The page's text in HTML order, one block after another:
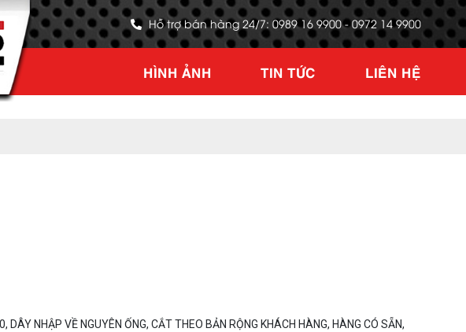
Hỗ trợ bán hàng 24/7: 0989 16 9900 - 0972 14 9900
HÌNH ẢNH TIN TỨC LIÊN HỆ
DÂY NHẬP VỀ NGUYÊN ỐNG, CẮT THEO BẢN RỘNG KHÁCH HÀNG, HÀNG CÓ SẴN,